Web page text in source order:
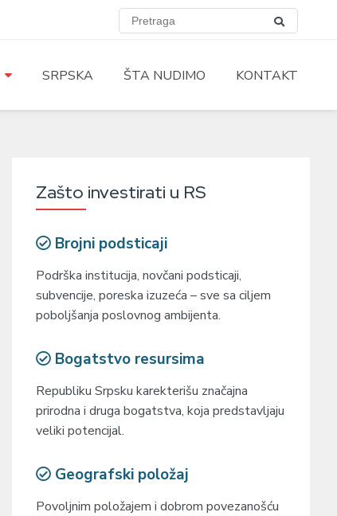
SRPSKA ŠTA NUDIMO KONTAKT
Zašto investirati u RS
Brojni podsticaji
Podrška institucija, novčani podsticaji,
subvencije, poreska izuzeća – sve sa ciljem
poboljšanja poslovnog ambijenta.
Bogatstvo resursima
Republiku Srpsku karekterišu značajna
prirodna i druga bogatstva, koja predstavljaju
veliki potencijal.
Geografski položaj
Povoljnim položajem i dobrom povezanošću